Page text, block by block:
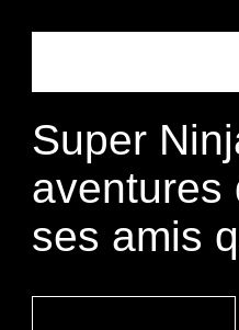
Super
aventures
ses amis